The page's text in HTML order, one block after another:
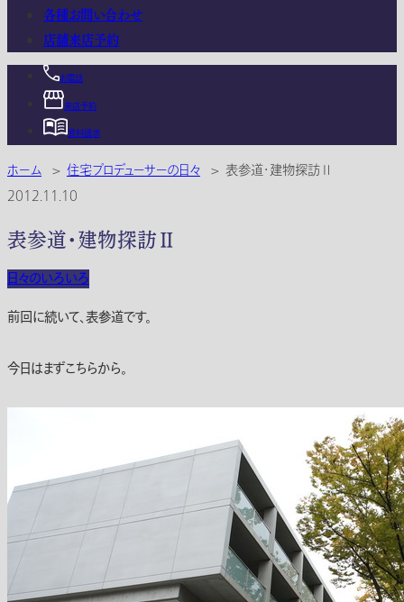
各種お問い合わせ
店舗来店予約
お電話
来店予約
資料請求
ホーム > 住宅プロデューサーの日々 > 表参道・建物探訪Ⅱ
2012.11.10
表参道・建物探訪Ⅱ
日々のいろいろ
前回に続いて、表参道です。
今日はまずこちらから。